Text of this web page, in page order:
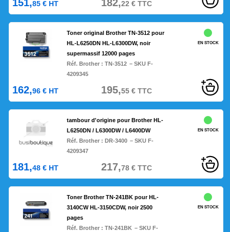
151,85 € HT 182,22 €TTC
Toner original Brother TN-3512 pour
HL-L6250DN HL-L6300DW, noir
supermassif 12000 pages
Réf. Brother :TN-3512 – SKU F-
4209345
EN STOCK
162,96 € HT 195,55€TTC
tambour d'origine pour Brother HL-
L6250DN / L6300DW / L6400DW
Réf. Brother :DR-3400 – SKU F-
4209347
EN STOCK
181,48 € HT 217,78€TTC
Toner Brother TN-241BK pour HL-
3140CW HL-3150CDW, noir 2500
pages
Réf. Brother :TN-241BK – SKU F-
EN STOCK